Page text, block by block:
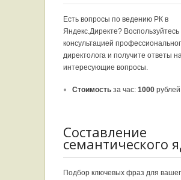
Есть вопросы по ведению РК в
Яндекс.Директе? Воспользуйтесь
консультацией
директолога и получите ответы
интересующие вопросы.
Стоимостьза час: 1000 рублей
Составление
семантического
Подбор ключевых фраз для